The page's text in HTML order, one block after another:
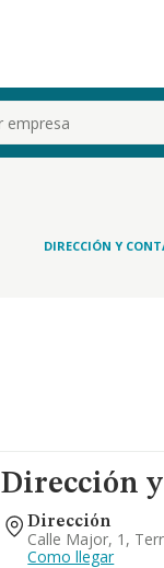
DIRECCIÓN Y
Dirección
Dirección
Calle Major, 1,
Como llegar